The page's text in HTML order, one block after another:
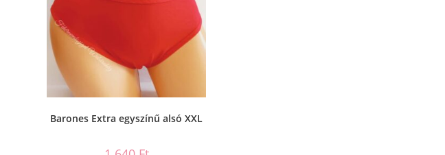
Barones Extra egyszínű alsó XXL